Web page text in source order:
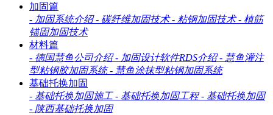
加固篇
- 加固系统介绍 - 碳纤维加固技术 - 粘钢加固技术 - 植筋
锚固加固技术
材料篇
- 德国慧鱼公司介绍 - 加固设计软件RDS介绍 - 慧鱼灌注
型粘钢胶加固系统 - 慧鱼涂抹型粘钢加固系统
基础托换加固
- 基础托换加固施工 - 基础托换加固工程 - 基础托换加固
- 陕西基础托换加固